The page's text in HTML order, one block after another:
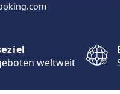
weltweit